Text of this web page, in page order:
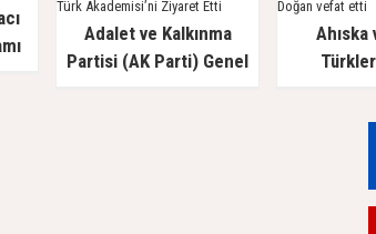
Adalet ve Kalkınma
Partisi (AK Parti) Genel
Ahıska
İlyas